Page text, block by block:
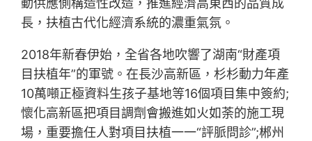
動供應側構造性改造，推進經濟高東西的品質成
長，扶植古代化經濟系統的濃重氣氛。
2018年新春伊始，全省各地吹響了湖南“財產項
目扶植年”的軍號。在長沙高新區，杉杉動力年產
10萬噸正極資料生孩子基地等16個項目集中簽約;
懷化高新區把項目調劑會搬進如火如荼的施工現
場，重要擔任人對項目扶植一一“評脈問診”;郴州